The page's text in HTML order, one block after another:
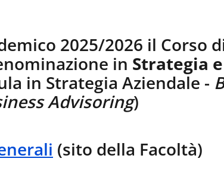
2025/2026 il Corso
in Strategia
in Strategia Aziendale -
Advisoring)
(sito della Facoltà)